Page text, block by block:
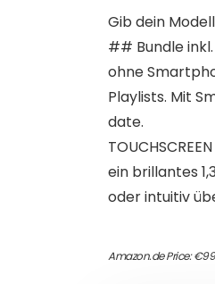
Gib dein
## Bundle
ohne
Playlists. Mit
date.
ein brillantes
oder intuitiv
Amazon.de Price:€